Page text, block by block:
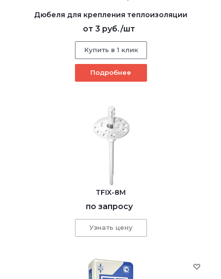
Дюбеля для крепления теплоизоляции
от 3 руб./шт
Купить в 1 клик
Подробнее
TFIX-8M
по запросу
Узнать цену